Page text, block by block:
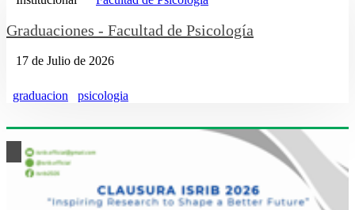
Graduaciones - Facultad de Psicología
17 de Julio de 2026
graduacion psicologia